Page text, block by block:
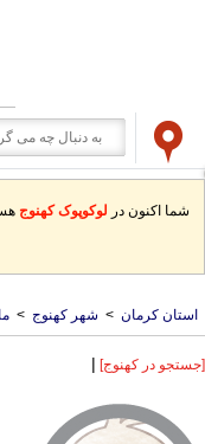
شما اکنون در لوکوپوک کهنوج
استان کرمان > شهر کهنوج >
[جستجو در کهنوج] |